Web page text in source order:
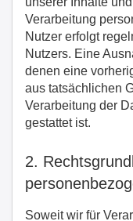
Verarbeitung
Nutzer erfolgt
Nutzers. Eine
denen eine
aus tatsächlichen
Verarbeitung der
gestattet ist.
2.
Soweit wir für